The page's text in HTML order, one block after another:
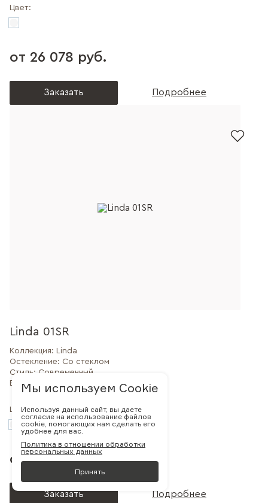
Цвет:
от 26 078 руб.
Заказать Подробнее
Linda 01SR
Коллекция: Linda
Остекление: Со стеклом
Стиль: Современный
Внешний вид:
Цвет:
от 30 000 руб.
Заказать Подробнее
Мы используем Cookie
Используя данный сайт, вы даете
согласие на использование файлов
cookie, помогающих нам сделать его
удобнее для вас.
Политика в отношении обработки
персональных данных
Принять